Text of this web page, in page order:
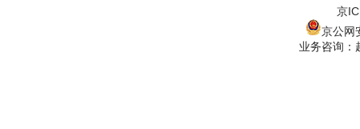
京
京公网
业务咨询：